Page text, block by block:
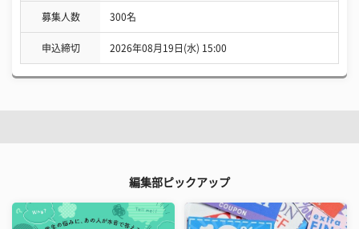
募集人数 300名
申込締切 2026年08月19日(水) 15:00
編集部ピックアップ